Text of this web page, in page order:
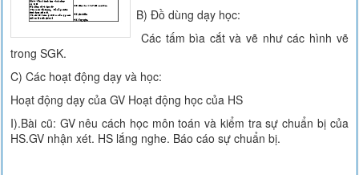
B) Đồ dùng dạy học:
Các tấm bìa cắt và vẽ như các hình vẽ
trong SGK.
C) Các hoạt động dạy và học:
Hoạt động dạy của GV Hoạt động học của HS
I).Bài cũ: GV nêu cách học môn toán và kiểm tra sự chuẩn bị của
HS.GV nhận xét. HS lắng nghe. Báo cáo sự chuẩn bị.